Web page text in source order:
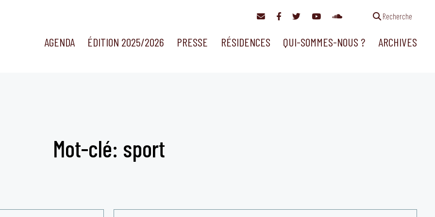
Recherche
AGENDA ÉDITION 2025/2026 PRESSE RÉSIDENCES QUI-SOMMES-NOUS ? ARCHIVES
Mot-clé: sport